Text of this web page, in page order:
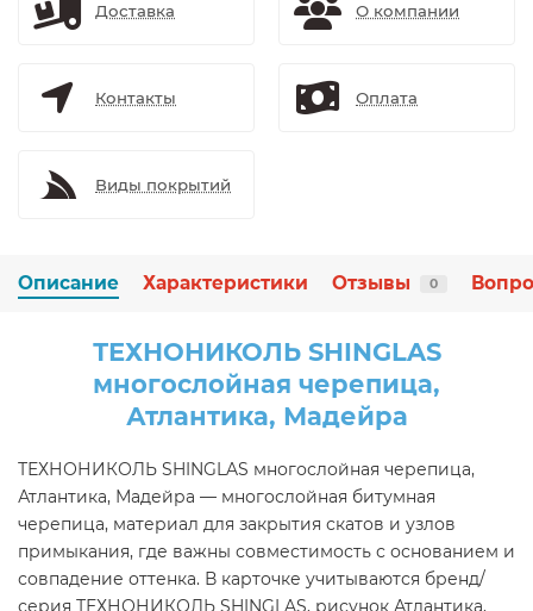
Доставка О компании
Контакты Оплата
Виды покрытий
Описание Характеристики Отзывы 0
ТЕХНОНИКОЛЬ SHINGLAS
многослойная черепица,
Атлантика, Мадейра
ТЕХНОНИКОЛЬ SHINGLAS многослойная черепица,
Атлантика, Мадейра — многослойная битумная
черепица, материал для закрытия скатов и узлов
примыкания, где важны совместимость с основанием и
совпадение оттенка. В карточке учитываются бренд/
серия ТЕХНОНИКОЛЬ SHINGLAS, рисунок Атлантика,